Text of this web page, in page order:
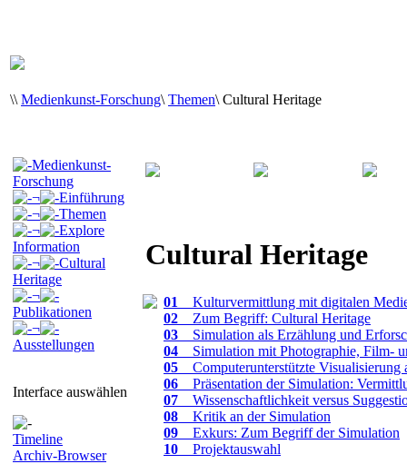
\\ Medienkunst-Forschung\ Themen\ Cultural Heritage
Medienkunst-
Forschung
¬
Einführung
¬
Themen
¬
Explore
Information
¬
Cultural
Heritage
¬
Publikationen
¬
Ausstellungen
Interface auswählen
Timeline
Archiv-Browser
Cultural Heritage
01
_ Kulturvermittlung mit digitalen
02 _ Zum Begriff: Cultural Heritage
03 _ Simulation als Erzählung und
04 _ Simulation mit Photographie, Film-
05 _ Computerunterstützte Visualisierung
06 _ Präsentation der Simulation:
07 _ Wissenschaftlichkeit versus
08 _ Kritik an der Simulation
09 _ Exkurs: Zum Begriff der Simulation
10 _ Projektauswahl